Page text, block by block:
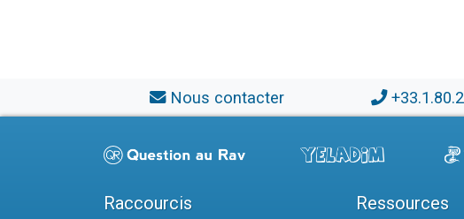
Nous contacter
Raccourcis Ressources